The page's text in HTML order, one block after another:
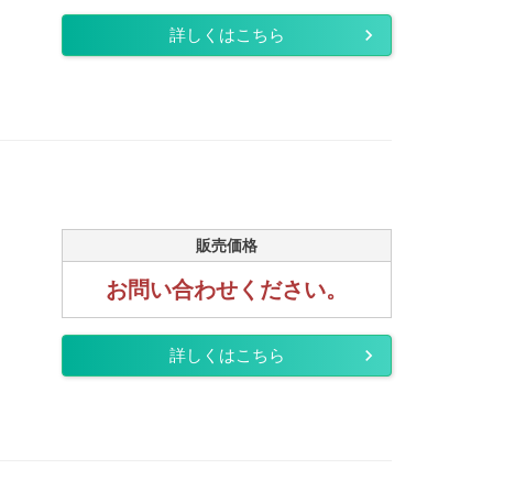
詳しくはこちら
販売価格
お問い合わせください。
詳しくはこちら